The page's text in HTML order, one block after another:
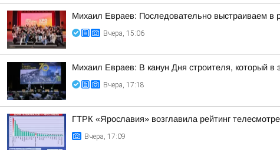
Михаил Евраев: Последовательно выстраиваем в
Вчера, 15:06
Михаил Евраев: В канун Дня строителя, который в
Вчера, 17:18
ГТРК «Ярославия» возглавила рейтинг
Вчера, 17:09